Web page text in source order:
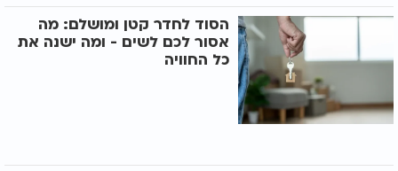
הסוד לחדר קטן ומושלם: מה
אסור לכם לשים - ומה ישנה את
כל החוויה